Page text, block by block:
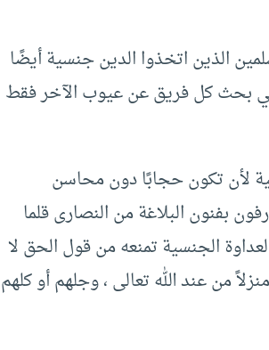
الذين اتخذوا الدين جنسية أيضًا
في بحث كل فريق عن عيوب الآخر فقط
لأن تكون حجابًا دون محاسن
بفنون البلاغة من النصارى قلما
الجنسية تمنعه من قول الحق لا
من عند الله تعالى ، وجلهم أو كلهم